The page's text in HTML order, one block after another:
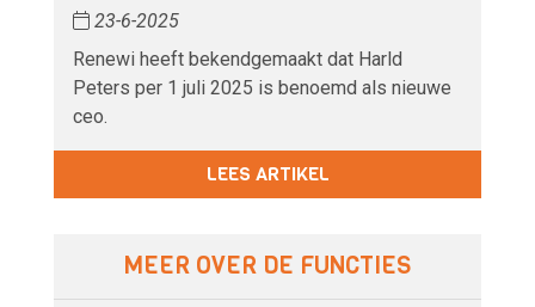
23-6-2025
Renewi heeft bekendgemaakt dat Harld
Peters per 1 juli 2025 is benoemd als nieuwe
ceo.
LEES ARTIKEL
MEER OVER DE FUNCTIES